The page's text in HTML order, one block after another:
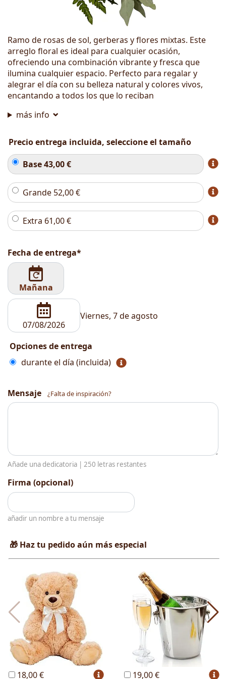
Ramo de rosas de sol, gerberas y flores mixtas. Este
arreglo floral es ideal para cualquier ocasión,
ofreciendo una combinación vibrante y fresca que
ilumina cualquier espacio. Perfecto para regalar y
alegrar el día con su belleza natural y colores vivos,
encantando a todos los que lo reciban
más info
Precio entrega incluida, seleccione el tamaño
Base43,00€
Grande 52,00€
Extra 61,00€
Fecha de entrega*
Mañana
Viernes, 7 de agosto
Opciones de entrega
durante el día (incluida)
Mensaje ¿Falta de inspiración?
Añade una dedicatoria | 250 letras restantes
Firma (opcional)
añadir un nombre a tu mensaje
🎁 Haz tu pedido aún más especial
18,00 € 19,00 €